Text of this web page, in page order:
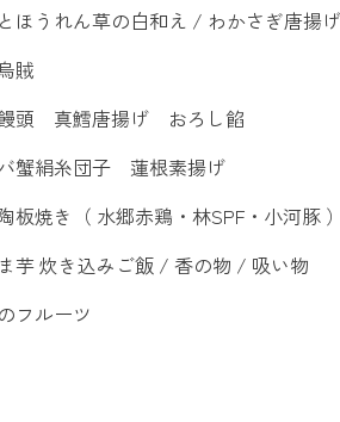
うれん草の白和え / わかさぎ唐揚
賊
真鱈唐揚げ おろし餡
蟹絹糸団子 蓮根素揚げ
焼き（ 水郷赤鶏・林SPF・小河豚 ）
炊き込みご飯 / 香の物 / 吸い物
ルーツ